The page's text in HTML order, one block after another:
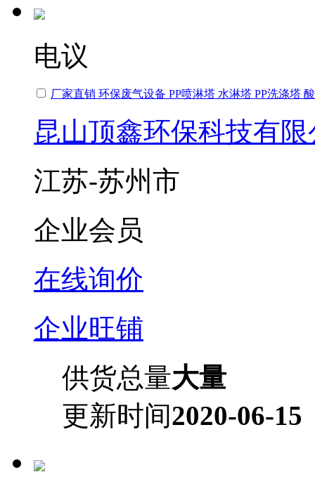
电议
厂家直销 环保废气设备 PP喷淋塔 水淋塔 PP洗涤塔
昆山顶鑫环保科技有
江苏-苏州市
企业会员
在线询价
企业旺铺
供货总量大量
更新时间2020-06-15